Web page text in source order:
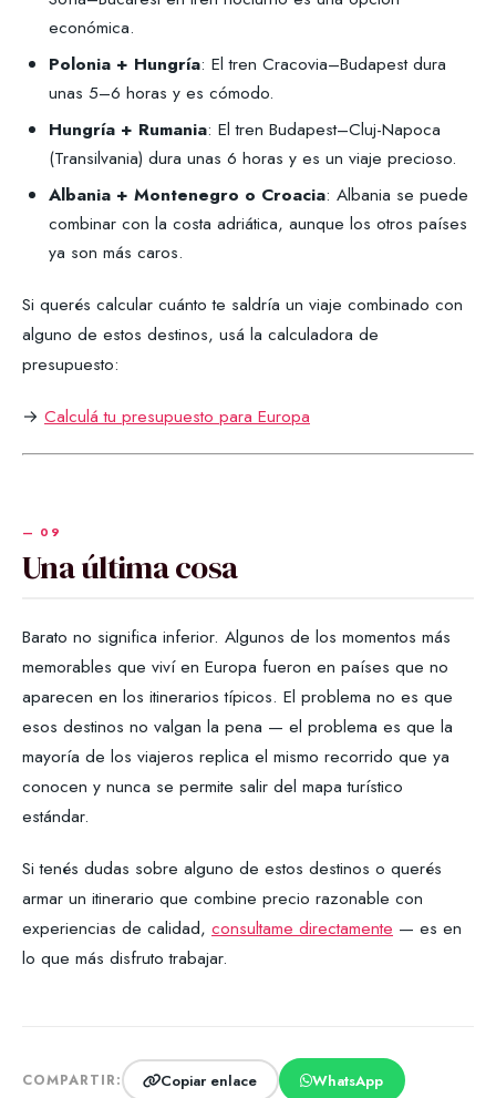
económica.
Polonia + Hungría: El tren Cracovia–Budapest dura
unas 5–6 horas y es cómodo.
Hungría + Rumania: El tren Budapest–Cluj-Napoca
(Transilvania) dura unas 6 horas y es un viaje precioso.
Albania + Montenegro o Croacia: Albania se puede
combinar con la costa adriática, aunque los otros países
ya son más caros.
Si querés calcular cuánto te saldría un viaje combinado con
alguno de estos destinos, usá la calculadora de
presupuesto:
→ Calculá tu presupuesto para Europa
Una última cosa
Barato no significa inferior. Algunos de los momentos más
memorables que viví en Europa fueron en países que no
aparecen en los itinerarios típicos. El problema no es que
esos destinos no valgan la pena — el problema es que la
mayoría de los viajeros replica el mismo recorrido que ya
conocen y nunca se permite salir del mapa turístico
estándar.
Si tenés dudas sobre alguno de estos destinos o querés
armar un itinerario que combine precio razonable con
experiencias de calidad, consultame directamente — es en
lo que más disfruto trabajar.
COMPARTIR: Copiar enlace WhatsApp